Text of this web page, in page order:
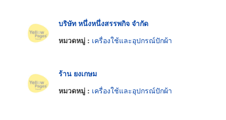
บริษัท หนึ่งหนึ่งสรรพกิจ จำกัด
หมวดหมู่ : เครื่องใช้และอุปกรณ์ปักผ้า
ร้าน ยงเกษม
หมวดหมู่ : เครื่องใช้และอุปกรณ์ปักผ้า